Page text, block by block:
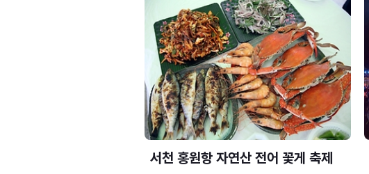
서천 홍원항 자연산 전어 꽃게 축제